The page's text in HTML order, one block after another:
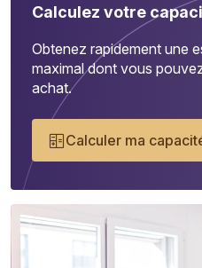
Calculez votre
Obtenez rapidement une
maximal dont vous
achat.
Calculer ma